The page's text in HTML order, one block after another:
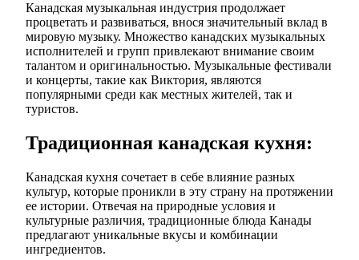
Канадская музыкальная индустрия продолжает
процветать и развиваться, внося значительный вклад в
мировую музыку. Множество канадских музыкальных
исполнителей и групп привлекают внимание своим
талантом и оригинальностью. Музыкальные фестивали
и концерты, такие как Виктория, являются
популярными среди как местных жителей, так и
туристов.
Традиционная канадская кухня:
Канадская кухня сочетает в себе влияние разных
культур, которые проникли в эту страну на протяжении
ее истории. Отвечая на природные условия и
культурные различия, традиционные блюда Канады
предлагают уникальные вкусы и комбинации
ингредиентов.